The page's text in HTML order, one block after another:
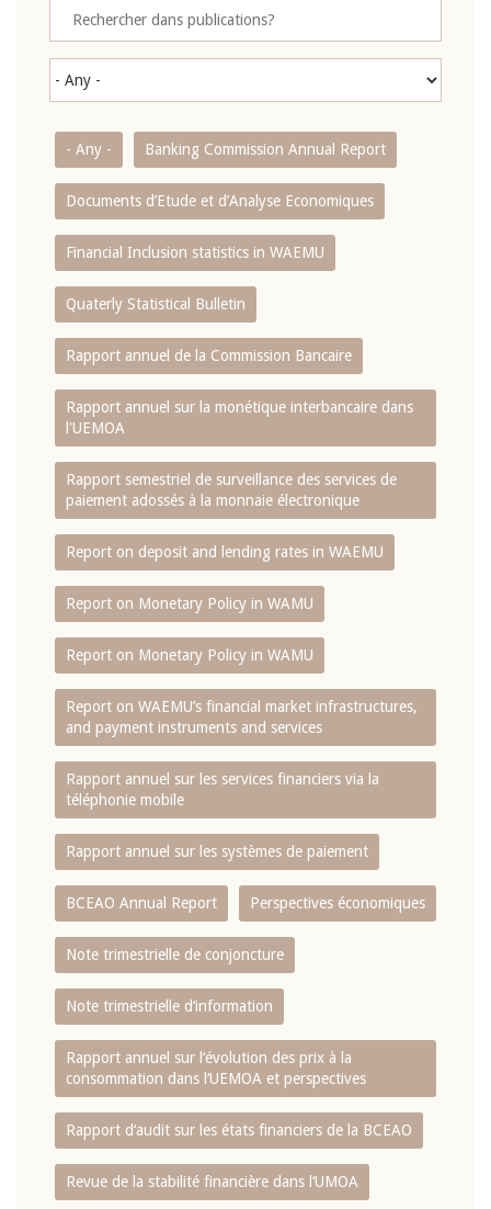
- Any - Banking Commission Annual Report
Documents d’Etude et d’Analyse Economiques
Financial Inclusion statistics in WAEMU
Quaterly Statistical Bulletin
Rapport annuel de la Commission Bancaire
Rapport annuel sur la monétique interbancaire dans
l'UEMOA
Rapport semestriel de surveillance des services de
paiement adossés à la monnaie électronique
Report on deposit and lending rates in WAEMU
Report on Monetary Policy in WAMU
Report on Monetary Policy in WAMU
Report on WAEMU’s financial market infrastructures,
and payment instruments and services
Rapport annuel sur les services financiers via la
téléphonie mobile
Rapport annuel sur les systèmes de paiement
BCEAO Annual Report Perspectives économiques
Note trimestrielle de conjoncture
Note trimestrielle d‘information
Rapport annuel sur l‘évolution des prix à la
consommation dans l‘UEMOA et perspectives
Rapport d‘audit sur les états financiers de la BCEAO
Revue de la stabilité financière dans l‘UMOA